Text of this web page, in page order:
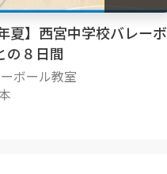
夏】西宮中学校バレーボ
の８日間
ボール教室